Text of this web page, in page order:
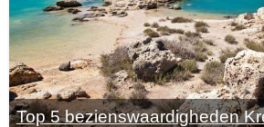
Top 5 bezienswaardigheden